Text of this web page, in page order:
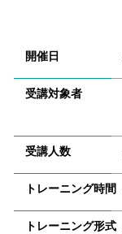
開催日
受講対象者
受講人数
トレーニング時間
トレーニング形式